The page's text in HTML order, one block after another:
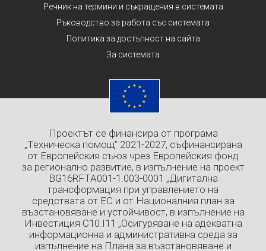
Речник на термини и съкращения в системата
Ръководство за работа със системата
Политика за достъпност на сайта
За системата
Проектът се финансира от програма
„Техническа помощ” 2021-2027, съфинансирана
от Европейския съюз чрез Европейския фонд
за регионално развитие, в изпълнение на проект
BG16RFTA001-1.003-0001 „Дигитална
трансформация при управлението на
средствата от ЕС и от Националния план за
възстановяване и устойчивост, в изпълнение на
Инвестиция C10.I11 „Осигуряване на адекватна
информационна и административна среда за
изпълнение на Плана за възстановяване и